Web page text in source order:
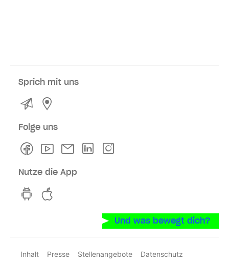
Sprich mit uns
Kontakt
Folge uns
FacebookYoutubeNewsletterLinkedln
Nutze die App
hvv switch App auf GooglePlay
Und was bewegt dich?
Inhalt Presse Stellenangebote
Datenschutz